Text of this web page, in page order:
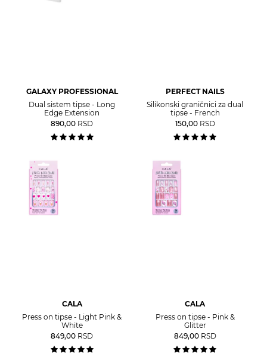
GALAXY PROFESSIONAL
Dual sistem tipse - Long
Edge Extension
890,00 RSD
PERFECT NAILS
Silikonski graničnici za dual
tipse - French
150,00 RSD
CALA
Press on tipse - Light Pink &
White
849,00 RSD
CALA
Press on tipse - Pink &
Glitter
849,00 RSD